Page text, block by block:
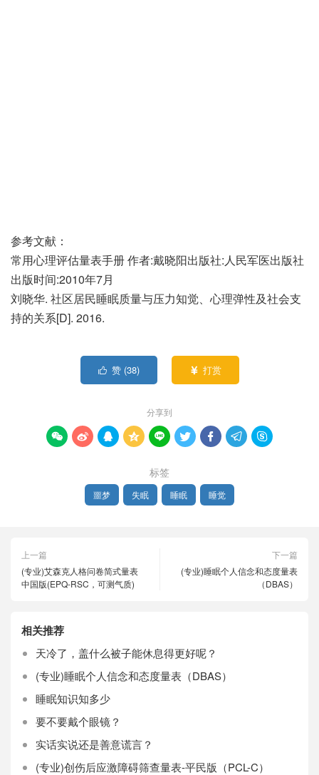
参考文献：
常用心理评估量表手册 作者:戴晓阳出版社:人民军医出版社
出版时间:2010年7月
刘晓华. 社区居民睡眠质量与压力知觉、心理弹性及社会支
持的关系[D]. 2016.
 赞 (38)  打赏
分享到
        
标签
噩梦 失眠 睡眠 睡觉
上一篇
(专业)艾森克人格问卷简式量表
中国版(EPQ-RSC，可测气质)
下一篇
(专业)睡眠个人信念和态度量表
（DBAS）
相关推荐
天冷了，盖什么被子能休息得更好呢？
(专业)睡眠个人信念和态度量表（DBAS）
睡眠知识知多少
要不要戴个眼镜？
实话实说还是善意谎言？
(专业)创伤后应激障碍筛查量表-平民版（PCL-C）